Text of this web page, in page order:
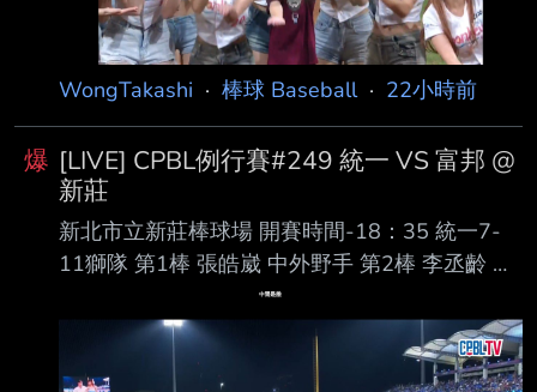
威 克 指定打擊 第4棒 林智平 一壘手 第5棒 張
趙紘 左外野手 第6棒 林子偉 二壘手 第7棒 梁家
榮 三壘手 第8棒 嚴宏鈞 捕手 第9棒
WongTakashi · 棒球 Baseball· 22小時前
爆 [LIVE] CPBL例行賽#249 統一 VS 富邦 @
新莊
新北市立新莊棒球場 開賽時間-18：35 統一7-
11獅隊 第1棒 張皓崴 中外野手 第2棒 李丞齡 右
外野手 第3棒 陳傑憲 左外野手 第4棒 陳鏞基 指
定打擊 第5棒 林子豪 一壘手 第6棒 潘傑楷 三壘
手 第7棒 陳聖平 游擊手 第8棒 張 翔 捕手 第9